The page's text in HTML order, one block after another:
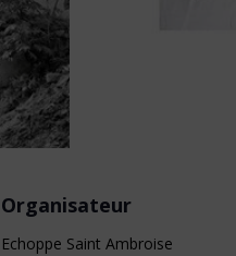
Organisateur
Echoppe Saint Ambroise